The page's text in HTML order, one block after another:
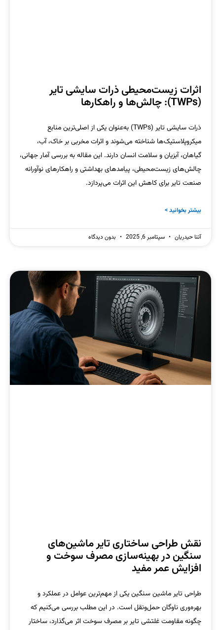
اثرات زیست‌محیطی ذرات سایشی تایر
(TWPs): چالش‌ها و راهکارها
ذرات سایشی تایر (TWPs) به‌عنوان یکی از اصلی‌ترین منابع
میکروپلاستیک‌ها شناخته می‌شوند و اثرات مخربی بر خاک، آب،
گیاهان، آبزیان و سلامت انسان دارند. این مقاله به بررسی آمار جهانی،
چالش‌های زیست‌محیطی، پیامدهای بهداشتی و راهکارهای نوآورانه
صنعت تایر برای کاهش این اثرات می‌پردازد.
بیشتر بخوانید >
آتنا حیدریان سپتامبر 6, 2025 بدون دیدگاه
نقش طراحی ساختاری تایر ماشین‌های
سنگین در بهینه‌سازی مصرف سوخت و
افزایش عمر مفید
طراحی تایر ماشین سنگین یکی از مهم‌ترین عوامل در عملکرد و
بهره‌وری ناوگان حمل‌ونقل است. در این مطلب بررسی می‌کنیم که
چگونه مقاومت غلتشی تایر بر مصرف سوخت اثر می‌گذارد، ساختار